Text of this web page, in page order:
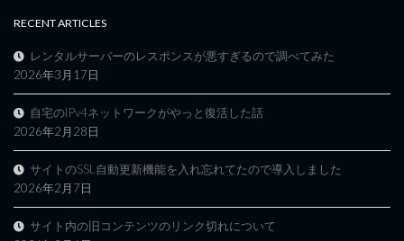
RECENT ARTICLES
レンタルサーバーのレスポンスが悪すぎるので調べてみた
2026年3月17日
自宅のIPv4ネットワークがやっと復活した話
2026年2月28日
サイトのSSL自動更新機能を入れ忘れてたので導入しました
2026年2月7日
サイト内の旧コンテンツのリンク切れについて